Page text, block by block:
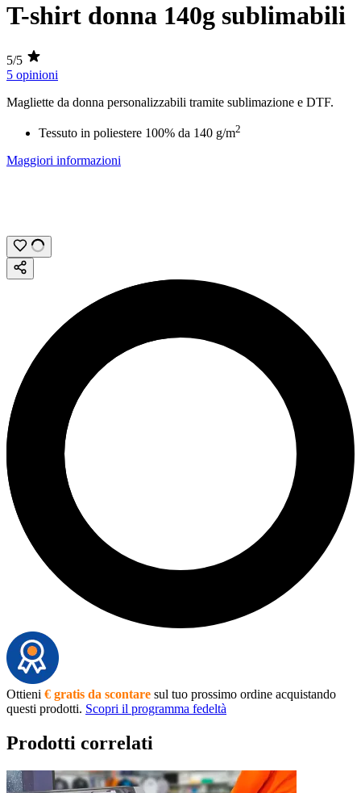
T-shirt donna 140g sublimabili
5/5
5 opinioni
Magliette da donna personalizzabili tramite sublimazione e DTF.
Tessuto in poliestere 100% da 140 g/m2
Maggiori informazioni
Ottieni € gratis da scontare sul tuo prossimo ordine acquistando
questi prodotti. Scopri il programma fedeltà
Prodotti correlati